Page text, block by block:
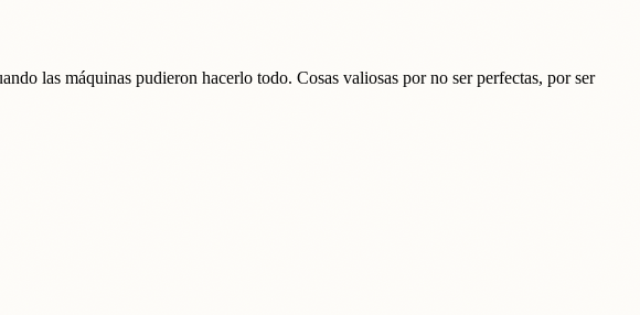
las máquinas pudieron hacerlo todo. Cosas valiosas por no ser perfectas, por ser